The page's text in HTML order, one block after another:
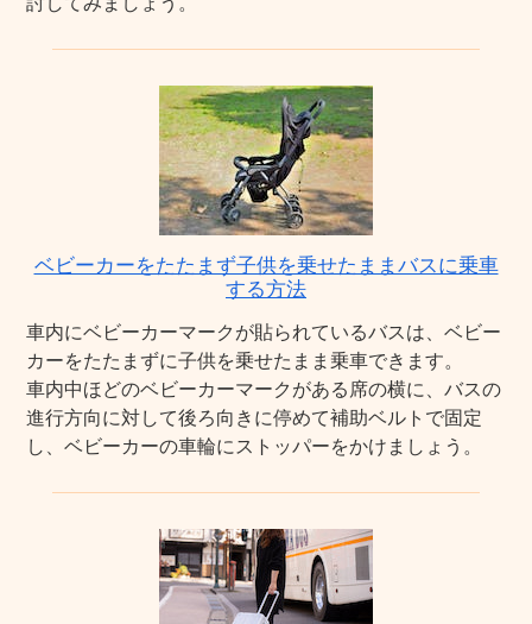
ベビーカーをたたまず子供を乗せたままバスに乗車
する方法
車内にベビーカーマークが貼られているバスは、ベビー
カーをたたまずに子供を乗せたまま乗車できます。
車内中ほどのベビーカーマークがある席の横に、バスの
進行方向に対して後ろ向きに停めて補助ベルトで固定
し、ベビーカーの車輪にストッパーをかけましょう。